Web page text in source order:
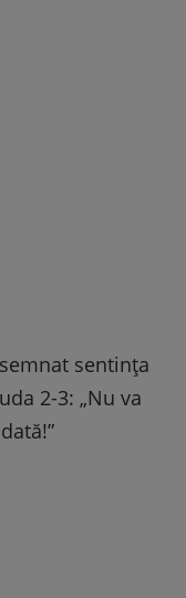
sentința
2-3: „Nu va